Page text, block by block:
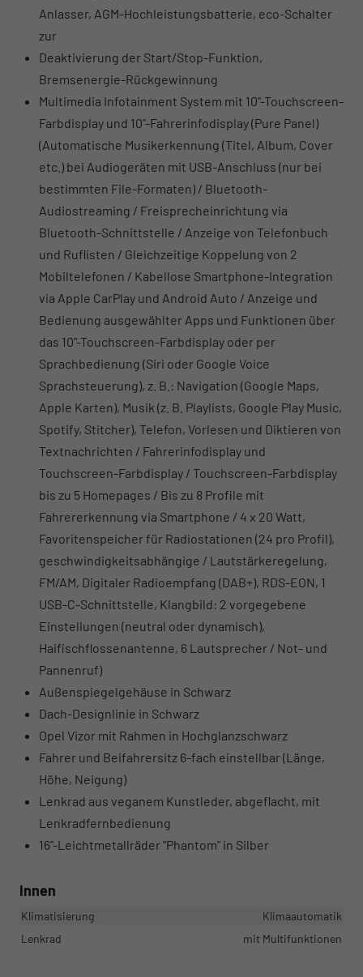
Anlasser, AGM-Hochleistungsbatterie, eco-Schalter
zur
Deaktivierung der Start/Stop-Funktion,
Bremsenergie-Rückgewinnung
Multimedia Infotainment System mit 10"-Touchscreen-
Farbdisplay und 10"-Fahrerinfodisplay (Pure Panel)
(Automatische Musikerkennung (Titel, Album, Cover
etc.) bei Audiogeräten mit USB-Anschluss (nur bei
bestimmten File-Formaten) / Bluetooth-
Audiostreaming / Freisprecheinrichtung via
Bluetooth-Schnittstelle / Anzeige von Telefonbuch
und Ruflisten / Gleichzeitige Koppelung von 2
Mobiltelefonen / Kabellose Smartphone-Integration
via Apple CarPlay und Android Auto / Anzeige und
Bedienung ausgewählter Apps und Funktionen über
das 10"-Touchscreen-Farbdisplay oder per
Sprachbedienung (Siri oder Google Voice
Sprachsteuerung), z. B.: Navigation (Google Maps,
Apple Karten), Musik (z. B. Playlists, Google Play Music,
Spotify, Stitcher), Telefon, Vorlesen und Diktieren von
Textnachrichten / Fahrerinfodisplay und
Touchscreen-Farbdisplay / Touchscreen-Farbdisplay
bis zu 5 Homepages / Bis zu 8 Profile mit
Fahrererkennung via Smartphone / 4 x 20 Watt,
Favoritenspeicher für Radiostationen (24 pro Profil),
geschwindigkeitsabhängige / Lautstärkeregelung,
FM/AM, Digitaler Radioempfang (DAB+), RDS-EON, 1
USB-C-Schnittstelle, Klangbild: 2 vorgegebene
Einstellungen (neutral oder dynamisch),
Haifischflossenantenne, 6 Lautsprecher / Not- und
Pannenruf)
Außenspiegelgehäuse in Schwarz
Dach-Designlinie in Schwarz
Opel Vizor mit Rahmen in Hochglanzschwarz
Fahrer und Beifahrersitz 6-fach einstellbar (Länge,
Höhe, Neigung)
Lenkrad aus veganem Kunstleder, abgeflacht, mit
Lenkradfernbedienung
16"-Leichtmetallräder "Phantom" in Silber
Innen
Klimatisierung
Klimaautomatik
Lenkrad
mit Multifunktionen